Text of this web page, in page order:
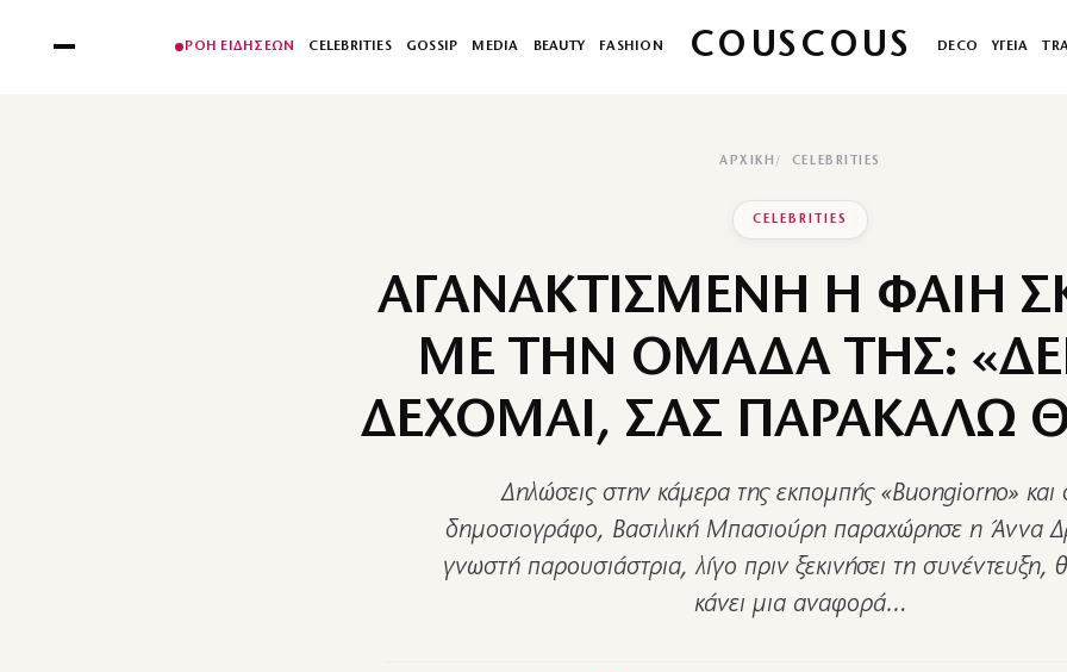
ΡΟΗ ΕΙΔΗΣΕΩΝ CELEBRITIES GOSSIP MEDIA BEAUTY FASHION COUSCOUS DECO ΥΓΕΙΑ
ΑΡΧΙΚΉ CELEBRITIES
CELEBRITIES
ΑΓΑΝΑΚΤΙΣΜΕΝΗ Η ΦΑΙΗ
ΜΕ ΤΗΝ ΟΜΑΔΑ ΤΗΣ:
ΔΕΧΟΜΑΙ, ΣΑΣ ΠΑΡΑΚΑΛΩ
Δηλώσεις στην κάμερα της εκπομπής «Buongiorno» και
δημοσιογράφο, Βασιλική Μπασιούρη παραχώρησε η Άννα
γνωστή παρουσιάστρια, λίγο πριν ξεκινήσει τη συνέντευξη,
κάνει μια αναφορά…